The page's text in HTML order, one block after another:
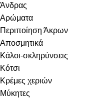
Άνδρας
Αρώματα
Περιποίηση Άκρων
Αποσμητικά
Κάλοι-σκληρύνσεις
Κότσι
Κρέμες χεριών
Μύκητες